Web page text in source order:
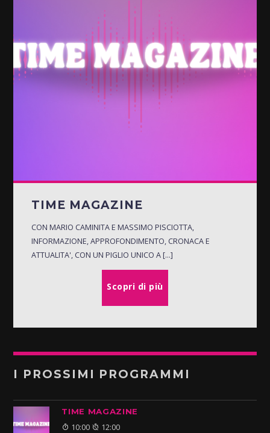
TIME MAGAZINE
CON MARIO CAMINITA E MASSIMO PISCIOTTA,
INFORMAZIONE, APPROFONDIMENTO, CRONACA E
ATTUALITA', CON UN PIGLIO UNICO A [...]
Scopri di più
I PROSSIMI PROGRAMMI
TIME MAGAZINE
10:00 12:00